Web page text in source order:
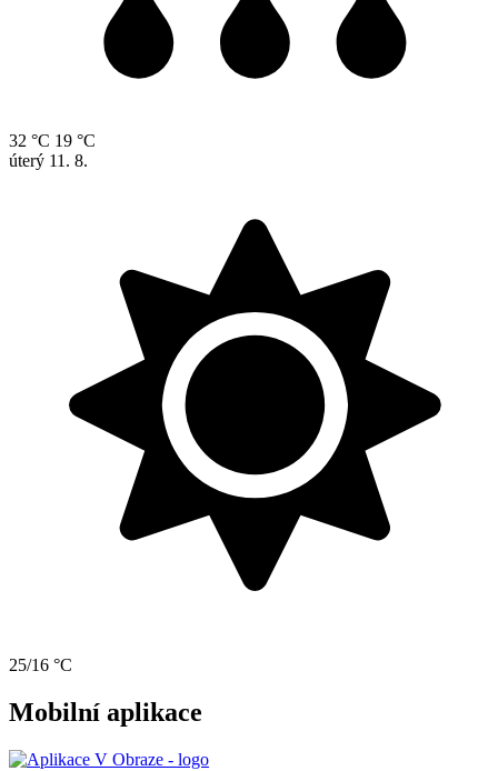
32 °C 19 °C
úterý 11. 8.
25/16 °C
Mobilní aplikace